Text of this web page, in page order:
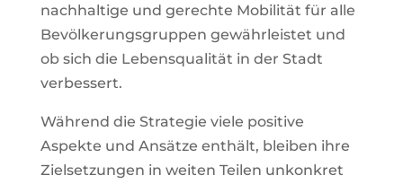
nachhaltige und gerechte Mobilität für alle
Bevölkerungsgruppen gewährleistet und
ob sich die Lebensqualität in der Stadt
verbessert.
Während die Strategie viele positive
Aspekte und Ansätze enthält, bleiben ihre
Zielsetzungen in weiten Teilen unkonkret